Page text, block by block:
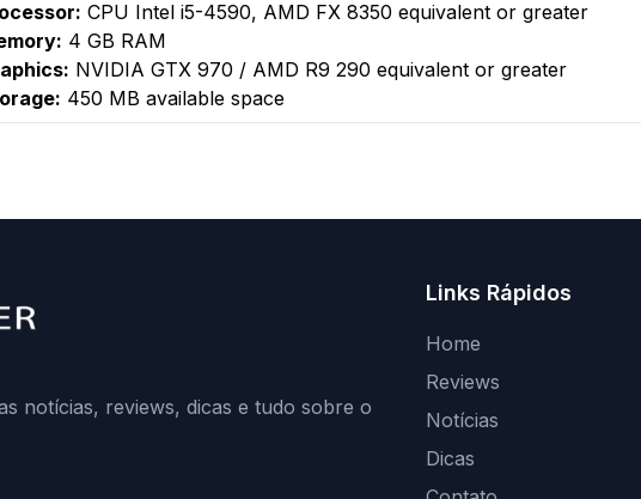
CPU Intel i5-4590, AMD FX 8350 equivalent or greater
4 GB RAM
NVIDIA GTX 970 / AMD R9 290 equivalent or greater
450 MB available space
notícias, reviews, dicas e tudo sobre o
Links Rápidos
Home
Reviews
Notícias
Dicas